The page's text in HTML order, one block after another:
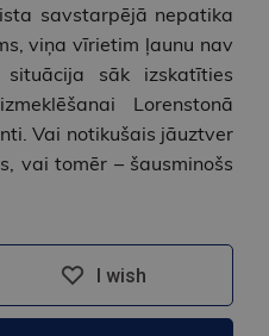
savstarpējā nepatika
viņa vīrietim ļaunu nav
sāk izskatīties
Lorenstonā
Vai notikušais jāuztver
vai tomēr – šausminošs
I wish